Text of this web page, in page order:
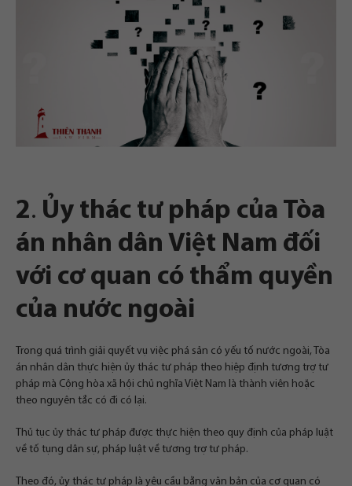
2. Ủy thác tư pháp của Tòa
án nhân dân Việt Nam đối
với cơ quan có thẩm quyền
của nước ngoài
Trong quá trình giải quyết vụ việc phá sản có yếu tố nước ngoài, Tòa
án nhân dân thực hiện ủy thác tư pháp theo hiệp định tương trợ tư
pháp mà Cộng hòa xã hội chủ nghĩa Việt Nam là thành viên hoặc
theo nguyên tắc có đi có lại.
Thủ tục ủy thác tư pháp được thực hiện theo quy định của pháp luật
về tố tụng dân sự, pháp luật về tương trợ tư pháp.
Theo đó, ủy thác tư pháp là yêu cầu bằng văn bản của cơ quan có